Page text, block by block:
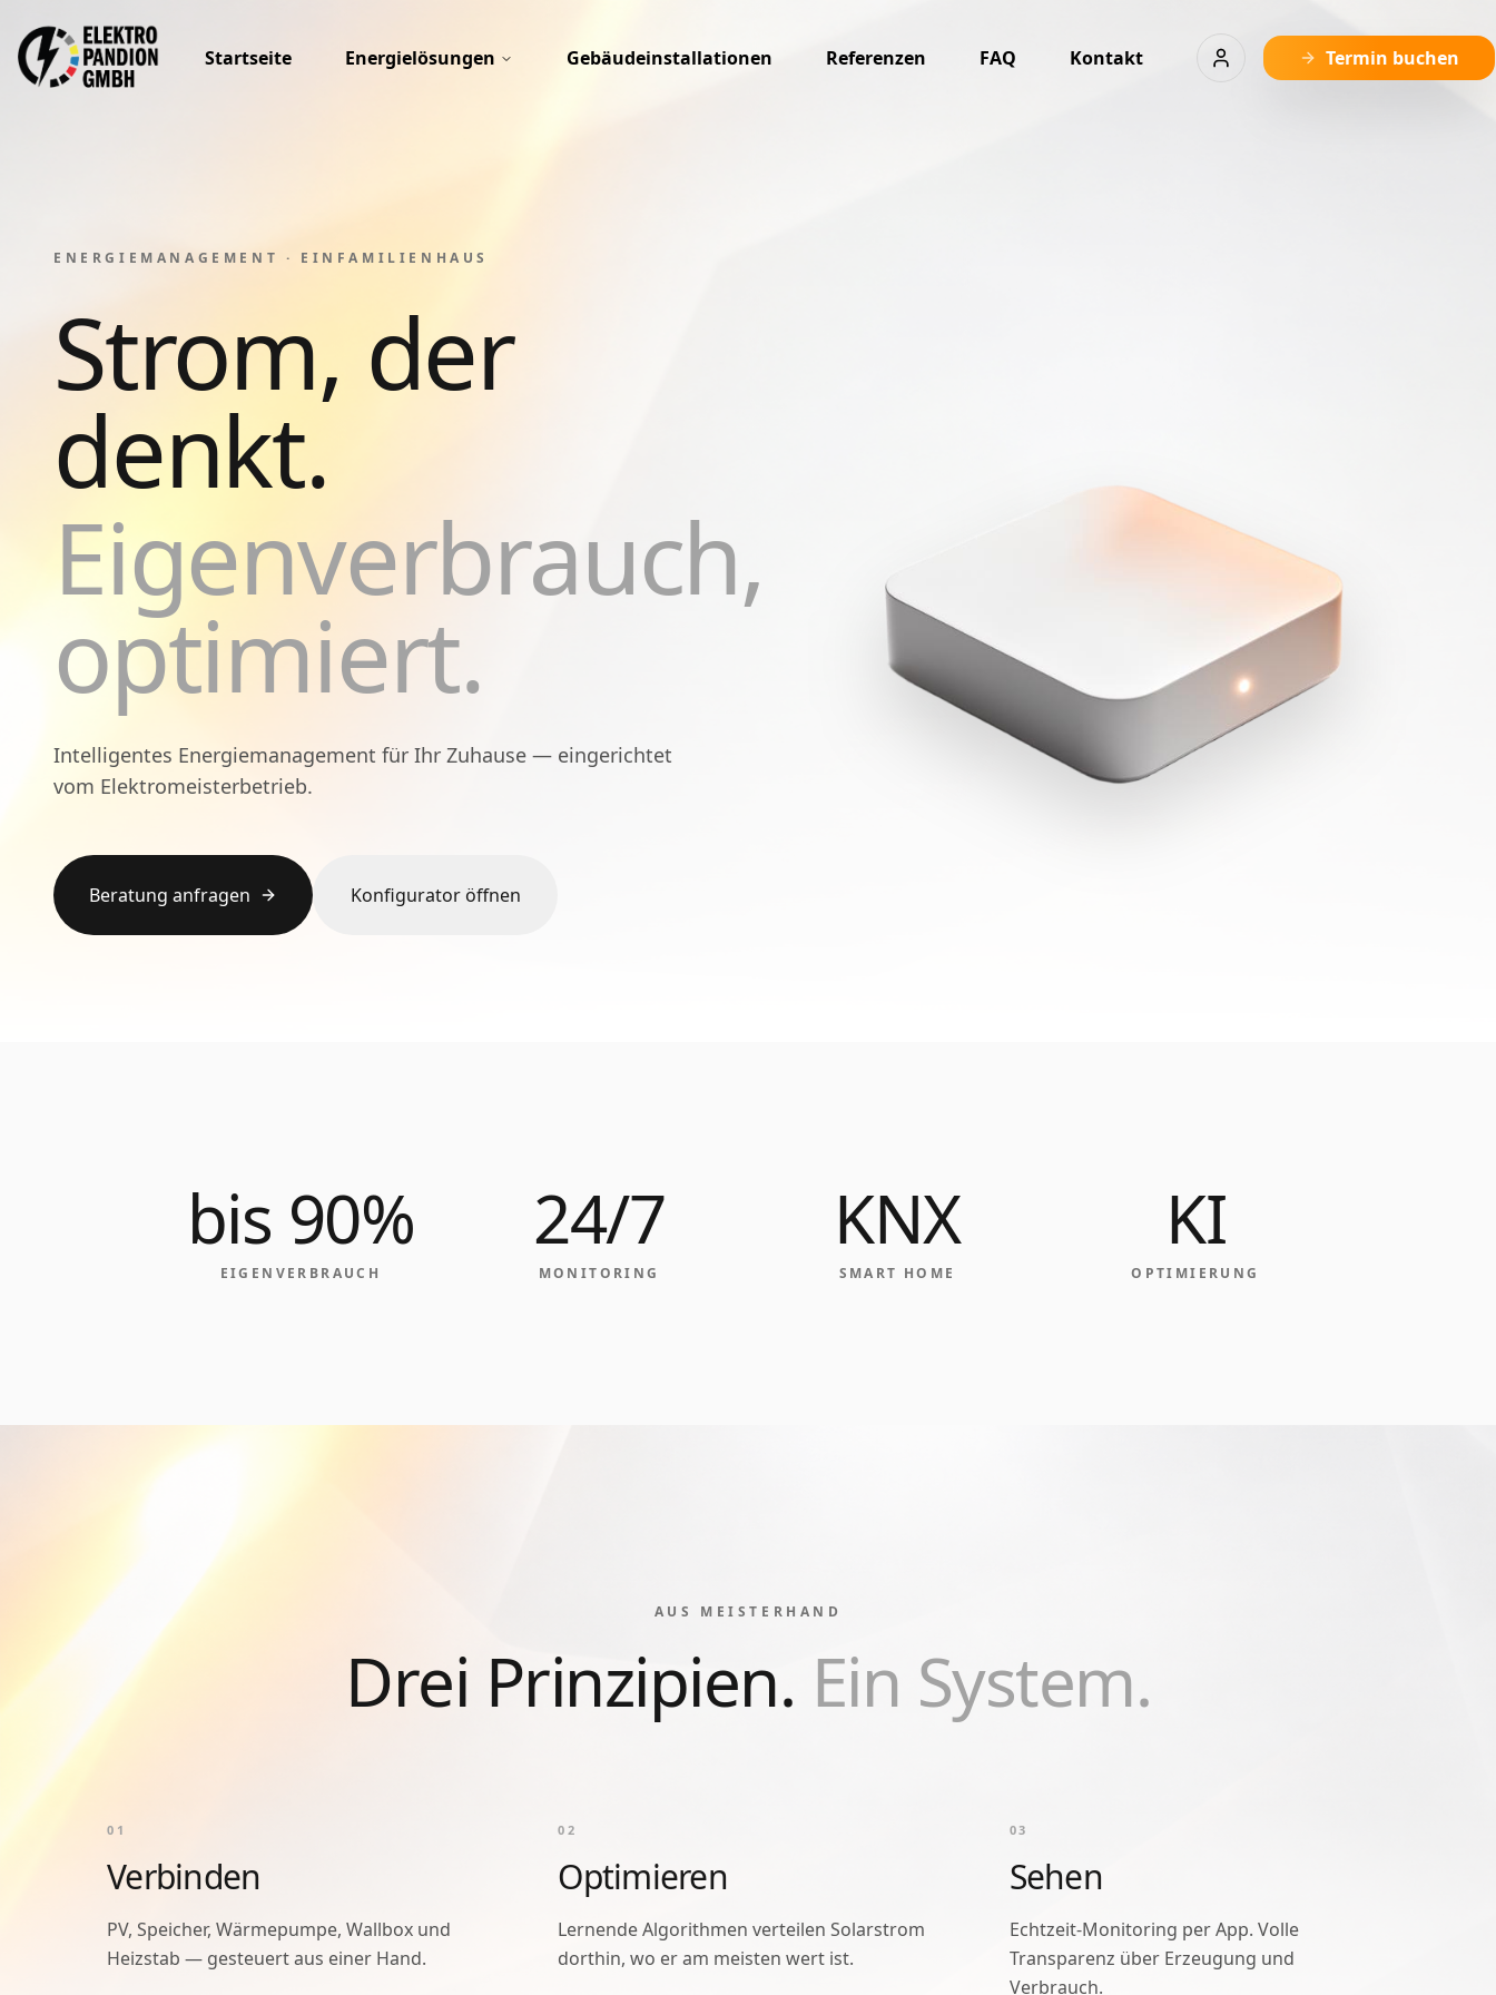
Startseite Energielösungen Gebäudeinstallationen Referenzen FAQ Kontakt Termin buchen
ENERGIEMANAGEMENT · EINFAMILIENHAUS
Strom, der
denkt.
Eigenverbrauch,
optimiert.
Intelligentes Energiemanagement für Ihr Zuhause — eingerichtet
vom Elektromeisterbetrieb.
Beratung anfragen Konfigurator öffnen
bis 90%
EIGENVERBRAUCH
24/7
MONITORING
KNX
SMART HOME
KI
OPTIMIERUNG
AUS MEISTERHAND
Drei Prinzipien. Ein System.
0 1
Verbinden
PV, Speicher, Wärmepumpe, Wallbox und
Heizstab — gesteuert aus einer Hand.
02
Optimieren
Lernende Algorithmen verteilen Solarstrom
dorthin, wo er am meisten wert ist.
03
Sehen
Echtzeit-Monitoring per App. Volle
Transparenz über Erzeugung und
Verbrauch.